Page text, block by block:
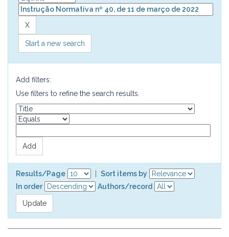
Start a new search
Add filters:
Use filters to refine the search results.
Results/Page
Sort items by
In order
Authors/record